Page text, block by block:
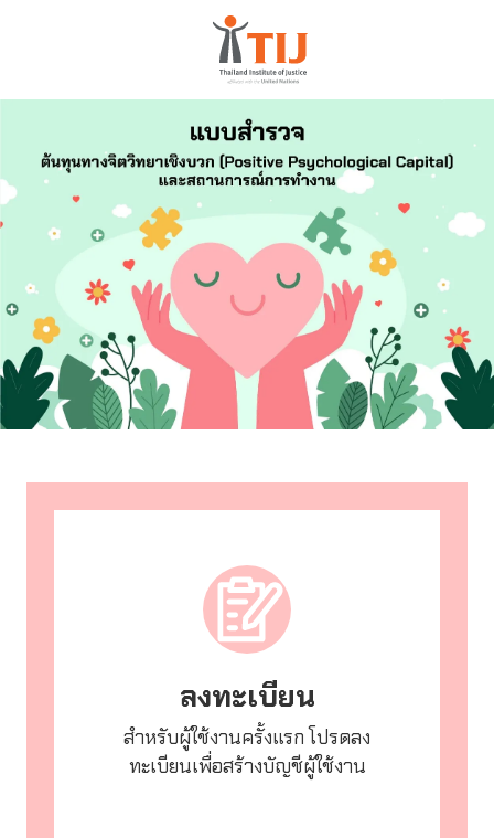
ลงทะเบียน
สำหรับผู้ใช้งานครั้งแรก โปรดลง
ทะเบียนเพื่อสร้างบัญชีผู้ใช้งาน